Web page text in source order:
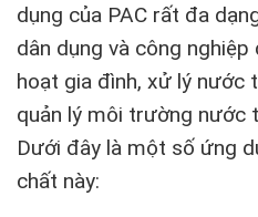
dụng của PAC rất đa
dân dụng và công
hoạt gia đình, xử lý nước
quản lý môi trường nước
Dưới đây là một số ứng
chất này: